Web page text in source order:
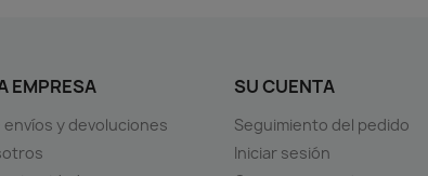
EMPRESA
envíos y devoluciones
SU CUENTA
Seguimiento del pedido
Iniciar sesión